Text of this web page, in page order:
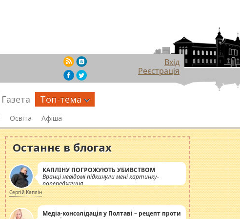
Вхід
Реєстрація
Газета Топ-тема
Освіта Афіша
Останнє в блогах
КАПЛІНУ ПОГРОЖУЮТЬ УБИВСТВОМ
Вранці невідомі підкинули мені картинку-
попередження
Сергій Каплін
Медіа-консолідація у Полтаві – рецепт проти